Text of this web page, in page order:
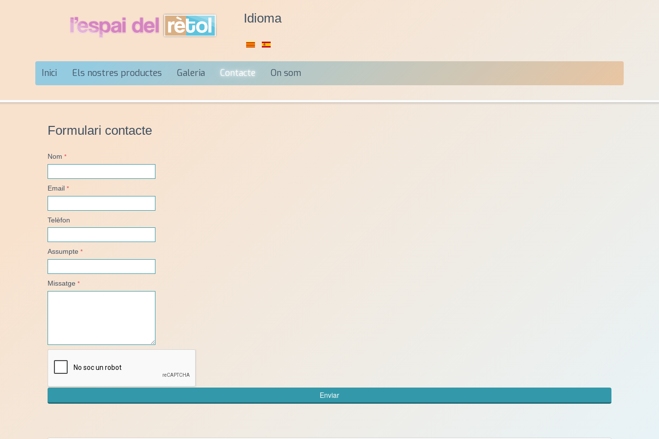
Idioma
Inici Els nostres productes Galeria Contacte On som
Formulari contacte
Nom *
Email *
Telèfon
Assumpte *
Missatge *
Enviar